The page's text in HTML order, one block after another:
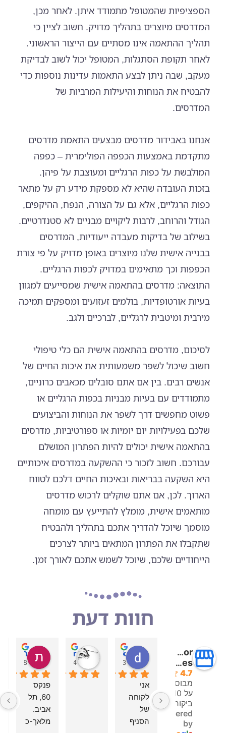
הספציפיות שהמטופל מתמודד איתן. לאחר מכן,
המדרסים מיוצרים בתהליך מדויק. חשוב לציין כי
תהליך ההתאמה אינו מסתיים עם הייצור הראשוני.
לאחר תקופת הסתגלות, המטופל יכול לשוב לבדיקת
מעקב, שבה ניתן לבצע התאמות עדינות נוספות כדי
להבטיח את הנוחות והיעילות המרביות של
המדרסים.
אנחנו באבידור מדרסים מבצעים התאמת מדרסים
מתקדמת באמצעות הכפפה הפולימרית – כפפה
המולבשת על כפות הרגליים ומעוצבת על פיהן.
בזכות העובדה שהיא לא מספקת מידע רק על מתאר
כפות הרגליים, אלא גם על הצורה, הנפח, ההיקפים,
הגודל והרוחב, לרבות ליקויים מבניים לא סטנדרטיים.
בשילוב של בדיקות מעבדה ייעודיות, המדרסים
בבנייה אישית שלנו מיוצרים באופן מדויק על פי צורת
הכפפות וכך מתאימים במדויק לכפות הרגליים.
התוצאה: מדרסים בהתאמה אישית שמסייעים למגוון
בעיות אורטופדיות, בולמים זעזועים ומספקים תמיכה
מירבית ומיטבית לרגליים, לברכיים ולגב.
לסיכום, מדרסים בהתאמה אישית הם כלי טיפולי
חשוב שיכול לשפר משמעותית את איכות החיים של
אנשים רבים. בין אם אתם סובלים מכאבים כרוניים,
מתמודדים עם בעיות מבניות בכפות הרגליים או
פשוט מחפשים דרך לשפר את הנוחות והביצועים
שלכם בפעילויות יום יומיות או ספורטיביות, מדרסים
בהתאמה אישית יכולים להיות הפתרון המושלם
עבורכם. חשוב לזכור כי ההשקעה במדרסים איכותיים
היא השקעה בבריאות ובאיכות החיים דלכם לטווח
הארוך. לכן, אם אתם שוקלים לרכוש מדרסים
מותאמים אישית, מומלץ להתייעץ עם מומחה
מוסמך שיוכל להדריך אתכם בתהליך ולהבטיח
שתקבלו את הפתרון המתאים ביותר לצרכים
הייחודיים שלכם, שיוכל לשמש אתכם לאורך זמן.
חוות דעת
Avidor
insoles
4.7
מבוסס
על 410
ביקורות
powered
by
15:33 03 Sep 25
Toam Benor
13:14 03 Sep 25
08:18 25 Aug 25
מלאך-כ